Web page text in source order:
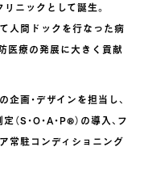
ニックとして誕生。
人間ドックを行なった病
医療の発展に大きく貢献
画・デザインを担当し、
S・O・A・P®︎）の導入、フ
常駐コンディショニング